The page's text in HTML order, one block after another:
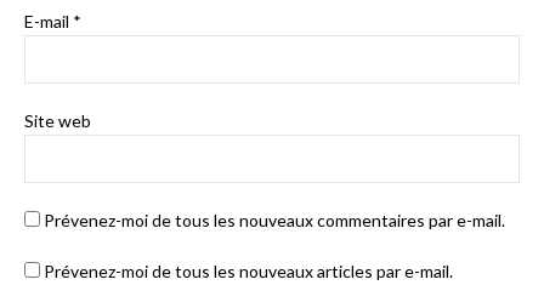
E-mail *
Site web
Prévenez-moi de tous les nouveaux commentaires par e-mail.
Prévenez-moi de tous les nouveaux articles par e-mail.